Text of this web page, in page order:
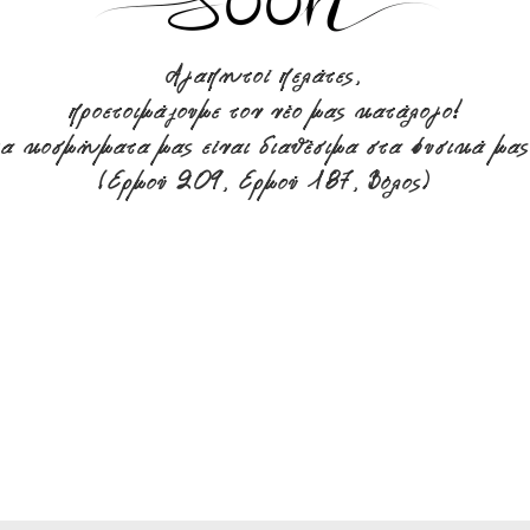
Αγαπητοί πελάτες,
προετοιμάζουμε τον νέο μας κατάλογο!
κοσμήματα μας είναι διαθέσιμα στα φυσικά
(Ερμού 209, Ερμού 187, Βόλος)